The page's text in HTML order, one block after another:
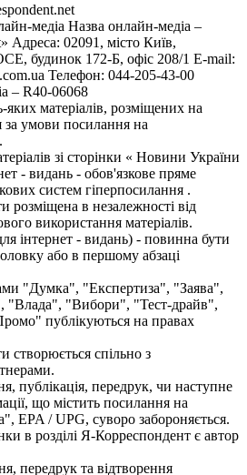
медіа Назва онлайн-медіа –
Адреса: 02091, місто Київ,
будинок 172-Б, офіс 208/1 E-mail:
Телефон: 044-205-43-00
– R40-06068
матеріалів, розміщених на
за умови посилання на
зі сторінки « Новини України
- видань - обов'язкове пряме
систем гіперпосилання .
розміщена в незалежності від
використання матеріалів.
інтернет - видань) - повинна бути
або в першому абзаці
"Думка", "Експертиза", "Заява",
"Влада", "Вибори", "Тест-драйв",
публікуються на правах
створюється спільно з
публікація, передрук, чи наступне
що містить посилання на
EPA / UPG, суворо забороняється.
в розділі Я-Корреспондент є автор
передрук та відтворення